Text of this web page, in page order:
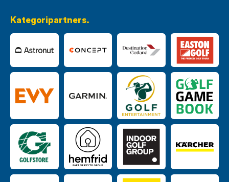
Kategoripartners.